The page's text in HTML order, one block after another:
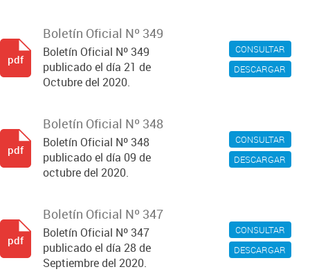
CONSULTAR
DESCARGAR
Boletín Oficial Nº 349
Boletín Oficial Nº 349
publicado el día 21 de
Octubre del 2020.
pdf
CONSULTAR
DESCARGAR
Boletín Oficial Nº 348
Boletín Oficial Nº 348
publicado el día 09 de
octubre del 2020.
pdf
CONSULTAR
DESCARGAR
Boletín Oficial Nº 347
Boletín Oficial Nº 347
publicado el día 28 de
Septiembre del 2020.
pdf